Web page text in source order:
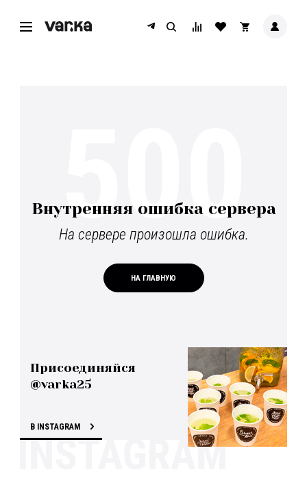
Внутренняя ошибка сервера
На сервере произошла ошибка.
НА ГЛАВНУЮ
500
Присоединяйся
@varka25
В INSTAGRAM